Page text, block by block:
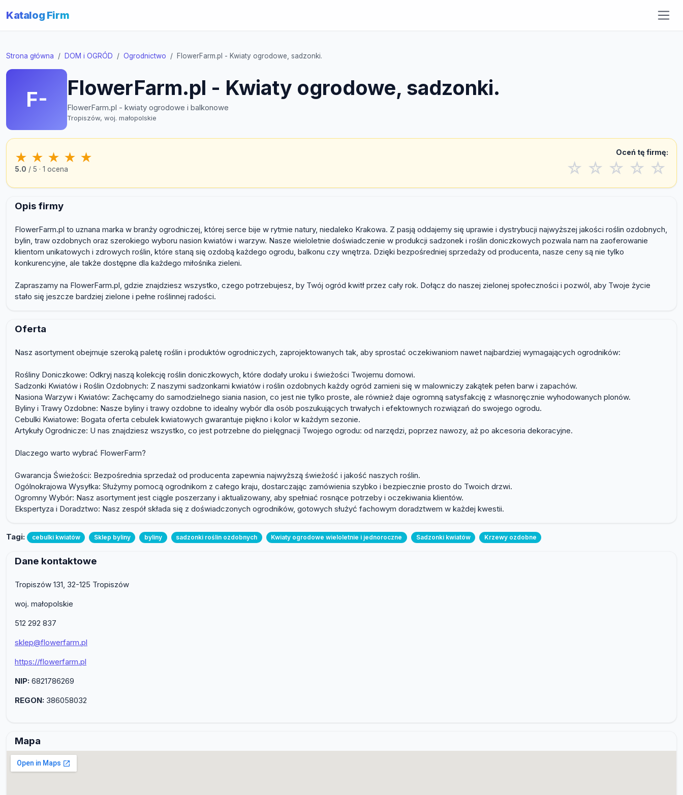
Katalog Firm
Strona główna DOM i OGRÓD Ogrodnictwo FlowerFarm.pl - Kwiaty ogrodowe, sadzonki.
F- FlowerFarm.pl - Kwiaty ogrodowe, sadzonki.
FlowerFarm.pl - kwiaty ogrodowe i balkonowe
Tropiszów, woj. małopolskie
★ ★ ★ ★ ★
5.0 / 5 · 1 ocena
Oceń tę firmę:
☆ ☆ ☆ ☆ ☆
Opis firmy
FlowerFarm.pl to uznana marka w branży ogrodniczej, której serce bije w rytmie natury, niedaleko Krakowa. Z pasją oddajemy się uprawie i dystrybucji najwyższej jakości roślin ozdobnych,
bylin, traw ozdobnych oraz szerokiego wyboru nasion kwiatów i warzyw. Nasze wieloletnie doświadczenie w produkcji sadzonek i roślin doniczkowych pozwala nam na zaoferowanie
klientom unikatowych i zdrowych roślin, które staną się ozdobą każdego ogrodu, balkonu czy wnętrza. Dzięki bezpośredniej sprzedaży od producenta, nasze ceny są nie tylko
konkurencyjne, ale także dostępne dla każdego miłośnika zieleni.
Zapraszamy na FlowerFarm.pl, gdzie znajdziesz wszystko, czego potrzebujesz, by Twój ogród kwitł przez cały rok. Dołącz do naszej zielonej społeczności i pozwól, aby Twoje życie
stało się jeszcze bardziej zielone i pełne roślinnej radości.
Oferta
Nasz asortyment obejmuje szeroką paletę roślin i produktów ogrodniczych, zaprojektowanych tak, aby sprostać oczekiwaniom nawet najbardziej wymagających ogrodników:
Rośliny Doniczkowe: Odkryj naszą kolekcję roślin doniczkowych, które dodały uroku i świeżości Twojemu domowi.
Sadzonki Kwiatów i Roślin Ozdobnych: Z naszymi sadzonkami kwiatów i roślin ozdobnych każdy ogród zamieni się w malowniczy zakątek pełen barw i zapachów.
Nasiona Warzyw i Kwiatów: Zachęcamy do samodzielnego siania nasion, co jest nie tylko proste, ale również daje ogromną satysfakcję z własnoręcznie wyhodowanych plonów.
Byliny i Trawy Ozdobne: Nasze byliny i trawy ozdobne to idealny wybór dla osób poszukujących trwałych i efektownych rozwiązań do swojego ogrodu.
Cebulki Kwiatowe: Bogata oferta cebulek kwiatowych gwarantuje piękno i kolor w każdym sezonie.
Artykuły Ogrodnicze: U nas znajdziesz wszystko, co jest potrzebne do pielęgnacji Twojego ogrodu: od narzędzi, poprzez nawozy, aż po akcesoria dekoracyjne.
Dlaczego warto wybrać FlowerFarm?
Gwarancja Świeżości: Bezpośrednia sprzedaż od producenta zapewnia najwyższą świeżość i jakość naszych roślin.
Ogólnokrajowa Wysyłka: Służymy pomocą ogrodnikom z całego kraju, dostarczając zamówienia szybko i bezpiecznie prosto do Twoich drzwi.
Ogromny Wybór: Nasz asortyment jest ciągle poszerzany i aktualizowany, aby spełniać rosnące potrzeby i oczekiwania klientów.
Ekspertyza i Doradztwo: Nasz zespół składa się z doświadczonych ogrodników, gotowych służyć fachowym doradztwem w każdej kwestii.
Tagi: cebulki kwiatów Sklep byliny byliny sadzonki roślin ozdobnych Kwiaty ogrodowe wieloletnie i jednoroczne Sadzonki kwiatów Krzewy ozdobne
Dane kontaktowe
Tropiszów 131, 32-125 Tropiszów
woj. małopolskie
512 292 837
sklep@flowerfarm.pl
https://flowerfarm.pl
NIP: 6821786269
REGON: 386058032
Mapa